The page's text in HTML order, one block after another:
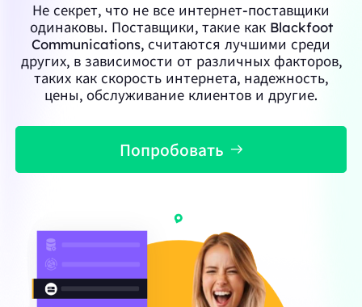
Не секрет, что не все интернет-поставщики
одинаковы. Поставщики, такие как Blackfoot
Communications, считаются лучшими среди
других, в зависимости от различных факторов,
таких как скорость интернета, надежность,
цены, обслуживание клиентов и другие.
Попробовать